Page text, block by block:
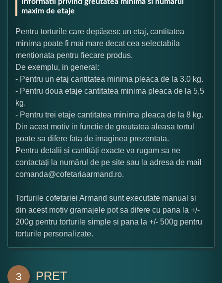
maxim de etaje
Pentru torturile care depășesc un etaj, cantitatea
minima poate fi mai mare decat cea selectabila
menționata pentru fiecare produs.
De exemplu, in general:
- Pentru un etaj cantitatea minima pleaca de la 3.0 kg.
- Pentru doua etaje cantitatea minima pleaca de la 5,5
kg.
- Pentru trei etaje cantitatea minima pleaca de la 8 kg.
Din acest motiv in functie de greutatea aleasa tortul
poate sa difere fata de imaginea prezentata.
Pentru detalii și cantități exacte va rugam sa ne
contactați la numărul de pe site sau la adresa de mail
comanda@cofetariaarmand.ro.
Torturile cofetariei Armand sunt executate manual si
din acest motiv gramajele pot sa difere cu pana la +/-
200g pentru torturile simple si pana la +/- 500g pentru
torturile personalizate.
3 PRET